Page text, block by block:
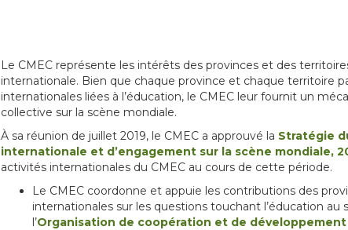
Le CMEC représente les intérêts des provinces et des
internationale. Bien que chaque province et chaque territoire
internationales liées à l’éducation, le CMEC leur fournit un
collective sur la scène mondiale.
À sa réunion de juillet 2019, le CMEC a approuvé la Stratégie
internationale et d’engagement sur la scène mondiale,
activités internationales du CMEC au cours de cette période.
Le CMEC coordonne et appuie les contributions des
internationales sur les questions touchant l’éducation au
l’Organisation de coopération et de développement